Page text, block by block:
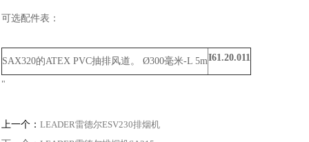
可选配件表：
SAX320的ATEX PVC抽排风道。 Ø300毫米-L 5mI61.20.011
"
上一个： LEADER雷德尔ESV230排烟机